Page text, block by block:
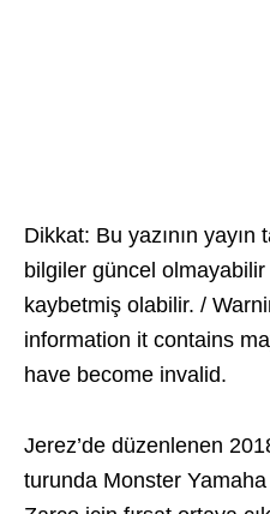
Dikkat: Bu yazının
bilgiler güncel
kaybetmiş olabilir. /
information it contains
have become invalid.
Jerez’de düzenlenen
turunda Monster